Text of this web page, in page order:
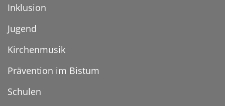
Inklusion
Jugend
Kirchenmusik
Prävention im Bistum
Schulen